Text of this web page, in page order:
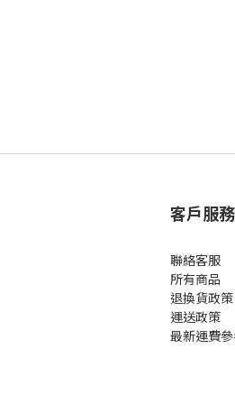
客戶服務
聯絡客服
所有商品
退換貨政策
運送政策
最新運費